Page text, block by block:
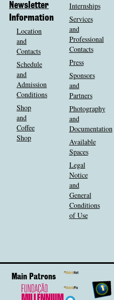
Newsletter
Information
Location
and
Contacts
Schedule
and
Admission
Conditions
Shop
and
Coffee
Shop
Internships
Services
and
Professional
Contacts
Press
Sponsors
and
Partners
Photography
and
Documentation
Available
Spaces
Legal
Notice
and
General
Conditions
of Use
Main Patrons